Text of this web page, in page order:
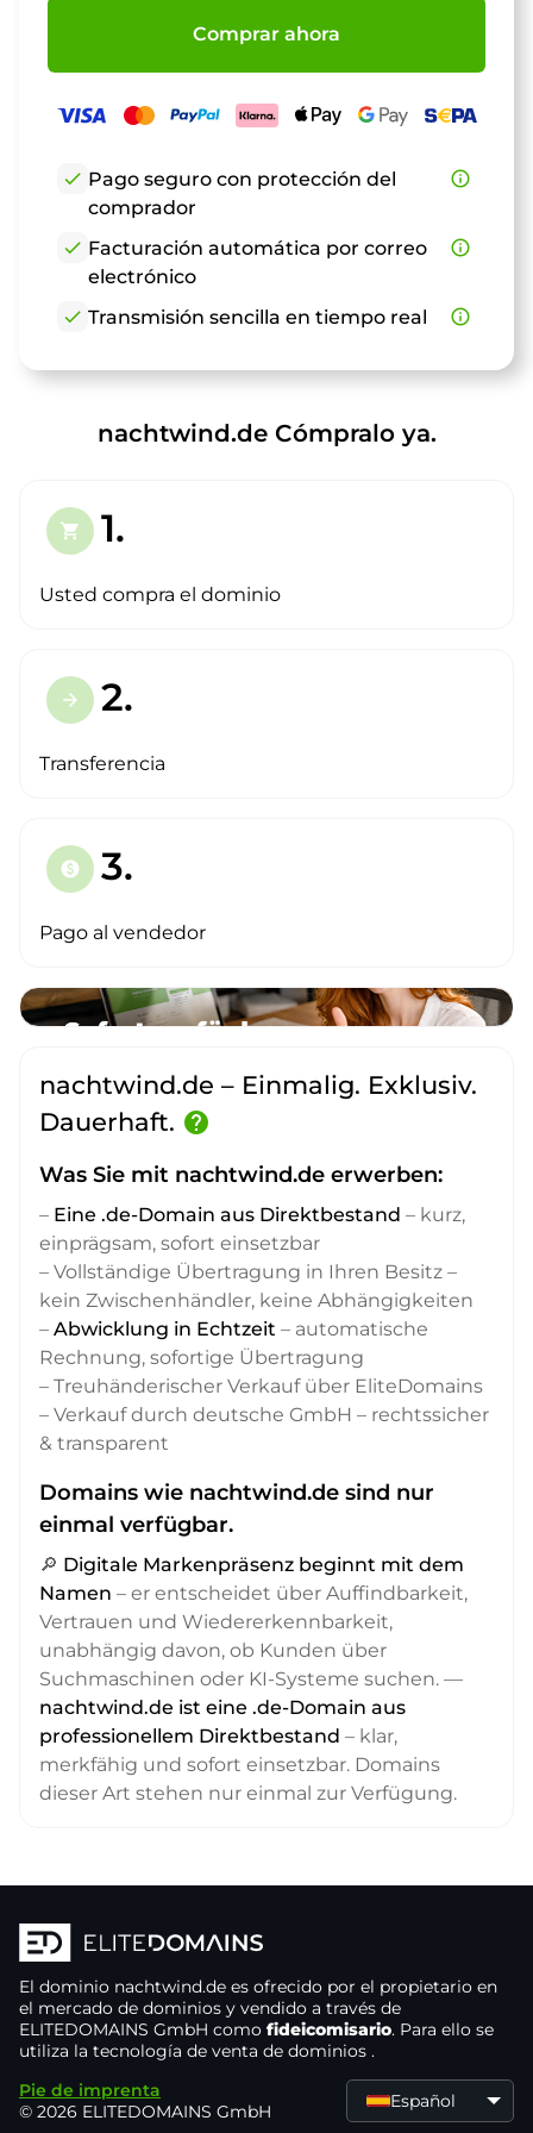
Comprar ahora
check Pago seguro con protección del
comprador
info_outline
check Facturación automática por correo
electrónico
info_outline
check Transmisión sencilla en tiempo real info_outline
nachtwind.de Cómpralo ya.
shopping_cart 1.
Usted compra el dominio
arrow_forward 2.
Transferencia
paid 3.
Pago al vendedor
nachtwind.de – Einmalig. Exklusiv.
Dauerhaft. help
Was Sie mit nachtwind.de erwerben:
– Eine .de-Domain aus Direktbestand – kurz,
einprägsam, sofort einsetzbar
– Vollständige Übertragung in Ihren Besitz –
kein Zwischenhändler, keine Abhängigkeiten
– Abwicklung in Echtzeit – automatische
Rechnung, sofortige Übertragung
– Treuhänderischer Verkauf über EliteDomains
– Verkauf durch deutsche GmbH – rechtssicher
& transparent
Domains wie nachtwind.de sind nur
einmal verfügbar.
🔎 Digitale Markenpräsenz beginnt mit dem
Namen – er entscheidet über Auffindbarkeit,
Vertrauen und Wiedererkennbarkeit,
unabhängig davon, ob Kunden über
Suchmaschinen oder KI-Systeme suchen. —
nachtwind.de ist eine .de-Domain aus
professionellem Direktbestand – klar,
merkfähig und sofort einsetzbar. Domains
dieser Art stehen nur einmal zur Verfügung.
El dominio nachtwind.de es ofrecido por el propietario en
el mercado de dominios y vendido a través de
ELITEDOMAINS GmbH como fideicomisario. Para ello se
utiliza la tecnología de venta de dominios .
Pie de imprenta
© 2026 ELITEDOMAINS GmbH
Español